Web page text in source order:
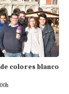
colores blanco